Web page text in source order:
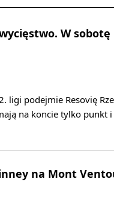
W sobotę
ligi podejmie Resovię
na koncie tylko punkt
na Mont